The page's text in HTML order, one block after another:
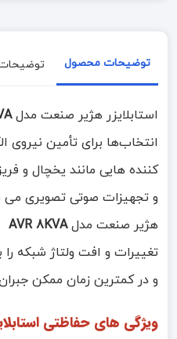
توضیحات محصول توضیحات
استابلایزر هژیر صنعت مدل
انتخاب‌ها برای تأمین نیروی
کننده هایی مانند یخچال و
و تجهیزات صوتی تصویری می
هژیر صنعت مدلAVR 8KVA
تغییرات و افت ولتاژ شبکه
و در کمترین زمان ممکن